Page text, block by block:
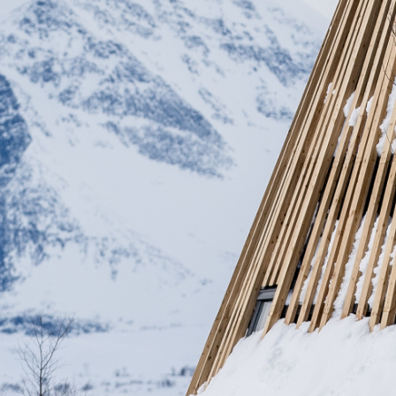
KIRUNA
rätt Ta sig till oss Midnattssol i Kiruna Norrsken i
Sök efter:
Sök
SV EN